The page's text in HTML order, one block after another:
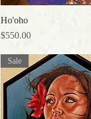
Ho'oho
価格
$550.00
Sale